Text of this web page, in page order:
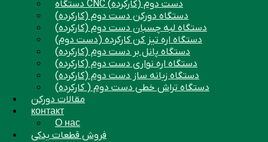
دستگاه CNC دست دوم (کارکرده)
دستگاه دورکن دست دوم (کارکرده)
دستگاه لبه چسبان دست دوم (کارکرده)
دستگاه اره تیز کن کارکرده (دست دوم)
دستگاه پانل بر دست دوم (کارکرده)
دستگاه اره نواری دست دوم (کارکرده)
دستگاه زبانه ساز دست دوم (کارکرده)
دستگاه تراش خطی دست دوم ( کارکرده)
مقالات دورکن
контакт
О нас
فروش قطعات یدکی